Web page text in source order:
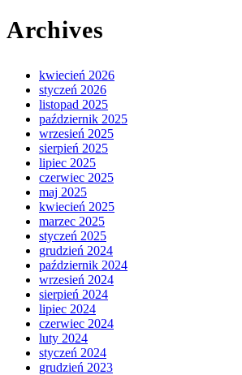
Archives
kwiecień 2026
styczeń 2026
listopad 2025
październik 2025
wrzesień 2025
sierpień 2025
lipiec 2025
czerwiec 2025
maj 2025
kwiecień 2025
marzec 2025
styczeń 2025
grudzień 2024
październik 2024
wrzesień 2024
sierpień 2024
lipiec 2024
czerwiec 2024
luty 2024
styczeń 2024
grudzień 2023